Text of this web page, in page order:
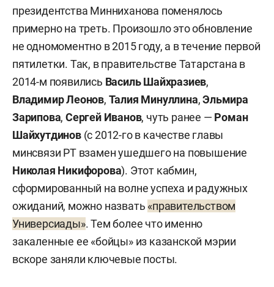
президентства Минниханова поменялось
примерно на треть. Произошло это обновление
не одномоментно в 2015 году, а в течение первой
пятилетки. Так, в правительстве Татарстана в
2014-м появились Василь Шайхразиев,
Владимир Леонов, Талия Минуллина,Эльмира
Зарипова,Сергей Иванов, чуть ранее — Роман
Шайхутдинов(с 2012-го в качестве главы
минсвязи РТ взамен ушедшего на повышение
Николая Никифорова). Этот кабмин,
сформированный на волне успеха и радужных
ожиданий, можно назвать «правительством
Универсиады». Тем более что именно
закаленные ее «бойцы» из казанской мэрии
вскоре заняли ключевые посты.